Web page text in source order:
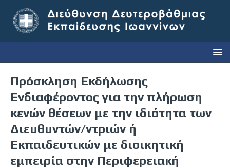
Πρόσκληση Εκδήλωσης
Ενδιαφέροντος για την πλήρωση
κενών θέσεων με την ιδιότητα των
Διευθυντών/ντριών ή
Εκπαιδευτικών με διοικητική
εμπειρία στην Περιφερειακή